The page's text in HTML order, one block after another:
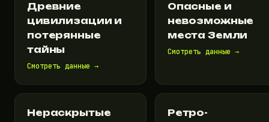
Древние
цивилизации и
потерянные
тайны
Смотреть данные →
Опасные и
невозможные
места Земли
Смотреть данные →
Нераскрытые
Ретро-